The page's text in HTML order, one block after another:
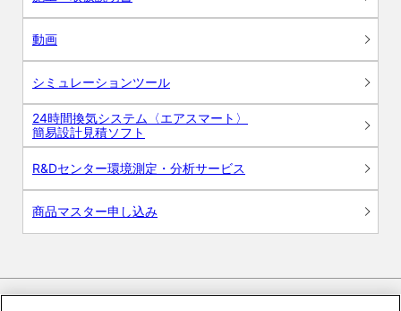
動画
シミュレーションツール
24時間換気システム〈エアスマート〉
簡易設計見積ソフト
R&Dセンター環境測定・分析サービス
商品マスター申し込み